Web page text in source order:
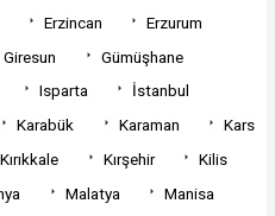
Erzincan
Erzurum
Giresun
Gümüşhane
Isparta
İstanbul
Karabük Karaman
Kars
Kırıkkale Kırşehir
Kilis
Malatya
Manisa